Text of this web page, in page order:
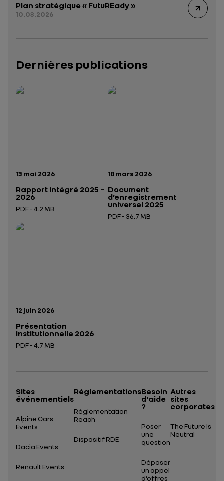
Plan stratégique « FutuREady »
10.03.2026
Dernières publications
Date de publication:
13 mai 2026
Rapport intégré 2025 –
2026
PDF - 4.2 MB
Ouverture dans un nouvel onglet
Rapport intégré 2025 – 2026— données structurées (JSON)
Date de publication:
18 mars 2026
Document
d’enregistrement
universel 2025
PDF - 36.7 MB
Date de publication:
12 juin 2026
Présentation
institutionnelle 2026
PDF - 4.7 MB
Présentation institutionnelle 2026
Sites
événementiels
Alpine Cars
Events
Dacia Events
Renault Events
Réglementations
Réglementation
Reach
Dispositif RDE
Besoin
d'aide
?
Poser
une
question
Déposer
un appel
d’offres
Autres
sites
corporates
The Future Is
Neutral